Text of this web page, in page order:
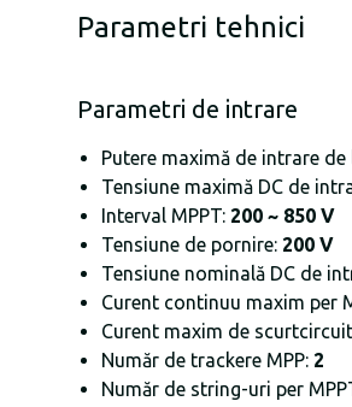
Parametri tehnici
Parametri de intrare
Putere maximă de intrare de
Tensiune maximă DC de
Interval MPPT: 200 ~ 850 V
Tensiune de pornire: 200 V
Tensiune nominală DC de
Curent continuu maxim per
Curent maxim de
Număr de trackere MPP: 2
Număr de string-uri per